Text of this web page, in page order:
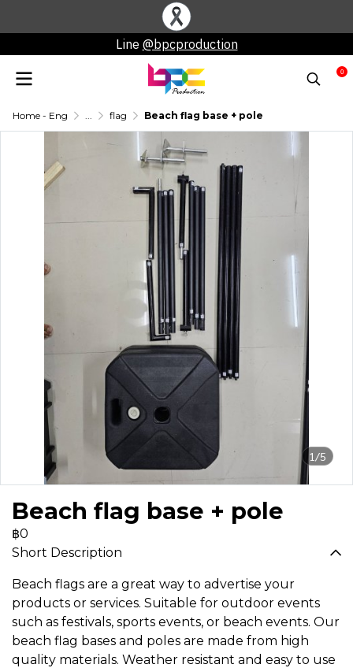
Line @bpcproduction
0
Home - Eng ... flag Beach flag base + pole
1/5
Beach flag base + pole
฿0
Short Description
Beach flags are a great way to advertise your
products or services. Suitable for outdoor events
such as festivals, sports events, or beach events. Our
beach flag bases and poles are made from high
quality materials. Weather resistant and easy to use